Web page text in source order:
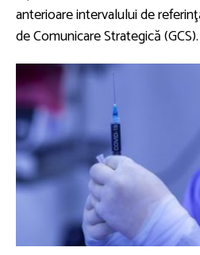
anterioare intervalului de
de Comunicare Strategică (GCS).